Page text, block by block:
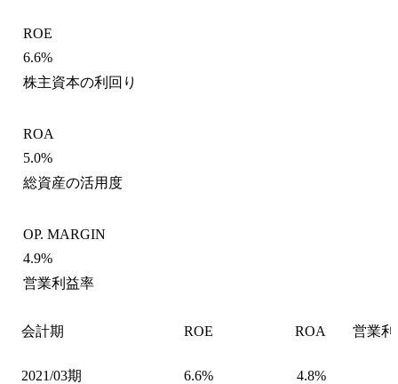
ROE
6.6%
株主資本の利回り
ROA
5.0%
総資産の活用度
OP. MARGIN
4.9%
営業利益率
会計期 ROE ROA 営業
2021/03期 6.6% 4.8%